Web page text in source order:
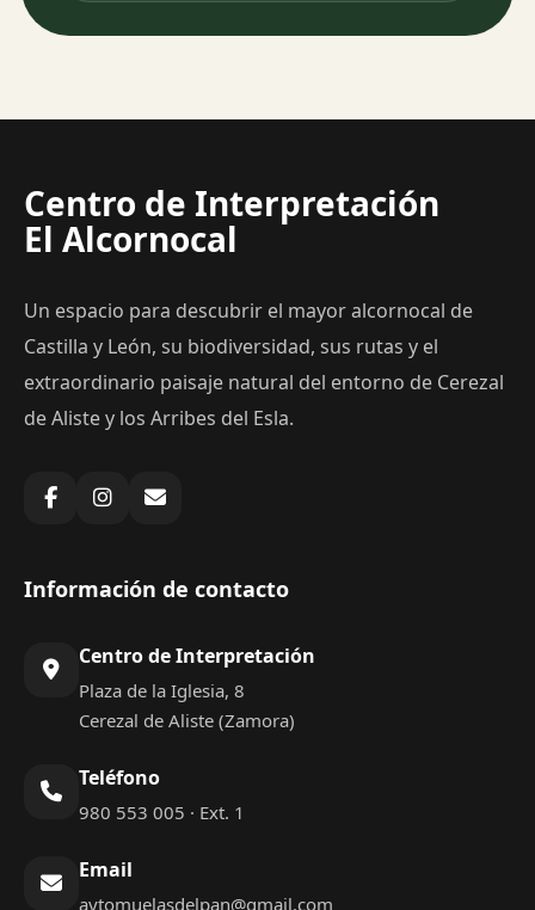
Centro de Interpretación
El Alcornocal
Un espacio para descubrir el mayor alcornocal de
Castilla y León, su biodiversidad, sus rutas y el
extraordinario paisaje natural del entorno de Cerezal
de Aliste y los Arribes del Esla.
Información de contacto
Centro de Interpretación
Plaza de la Iglesia, 8
Cerezal de Aliste (Zamora)
Teléfono
980 553 005 · Ext. 1
Email
aytomuelasdelpan@gmail.com